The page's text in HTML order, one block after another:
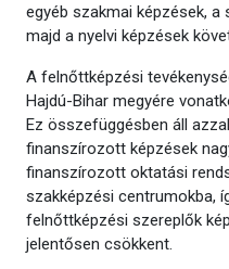
egyéb szakmai képzések,
majd a nyelvi képzések
A felnőttképzési
Hajdú-Bihar megyére
Ez összefüggésben áll
finanszírozott képzések
finanszírozott oktatási
szakképzési centrumokba,
felnőttképzési szereplők
jelentősen csökkent.